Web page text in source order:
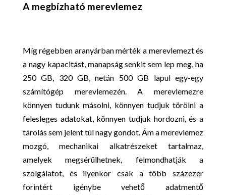
A megbízható merevlemez
Míg régebben aranyárban mérték a merevlemezt és
a nagy kapacitást, manapság senkit sem lep meg, ha
250 GB, 320 GB, netán 500 GB lapul egy-egy
számítógép merevlemezén. A merevlemezre
könnyen tudunk másolni, könnyen tudjuk törölni a
felesleges adatokat, könnyen tudjuk hordozni, és a
tárolás sem jelent túl nagy gondot. Ám a merevlemez
mozgó, mechanikai alkatrészeket tartalmaz,
amelyek megsérülhetnek, felmondhatják a
szolgálatot, és ilyenkor csak a több százezer
forintért igénybe vehető adatmentő